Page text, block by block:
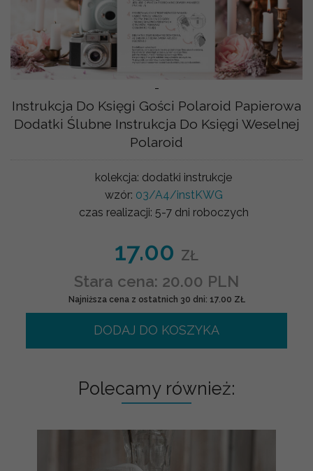
-
Instrukcja Do Księgi Gości Polaroid Papierowa
Dodatki Ślubne Instrukcja Do Księgi Weselnej
Polaroid
kolekcja: dodatki instrukcje
wzór: 03/A4/instKWG
czas realizacji: 5-7 dni roboczych
17.00 ZŁ
Stara cena: 20.00 PLN
Najniższa cena z ostatnich 30 dni: 17.00 ZŁ
DODAJ DO KOSZYKA
Polecamy również: